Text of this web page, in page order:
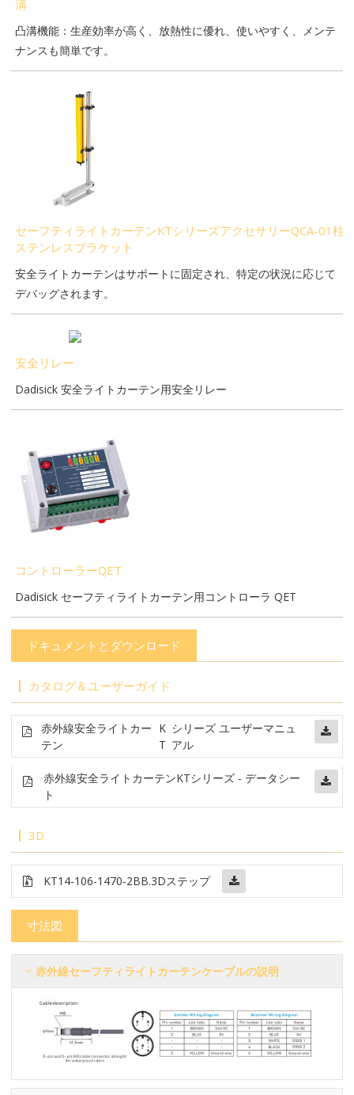
溝
凸溝機能：生産効率が高く、放熱性に優れ、使いやすく、メンテ
ナンスも簡単です。
セーフティライトカーテンKTシリーズアクセサリーQCA-01柱
ステンレスブラケット
安全ライトカーテンはサポートに固定され、特定の状況に応じて
デバッグされます。
安全リレー
Dadisick 安全ライトカーテン用安全リレー
コントローラーQET
Dadisick セーフティライトカーテン用コントローラ QET
ドキュメントとダウンロード
カタログ＆ユーザーガイド
赤外線安全ライトカー
テン
K
T
シリーズ ユーザーマニュ
アル
赤外線安全ライトカーテンKTシリーズ - データシー
ト
3D
KT14-106-1470-2BB.3Dステップ
寸法図
赤外線セーフティライトカーテンケーブルの説明